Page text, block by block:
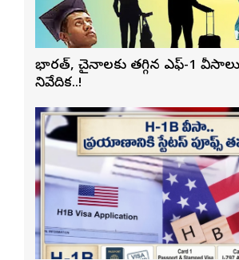
భారత్, చైనాలకు తగ్గిన ఎఫ్-1
నివేదిక..!